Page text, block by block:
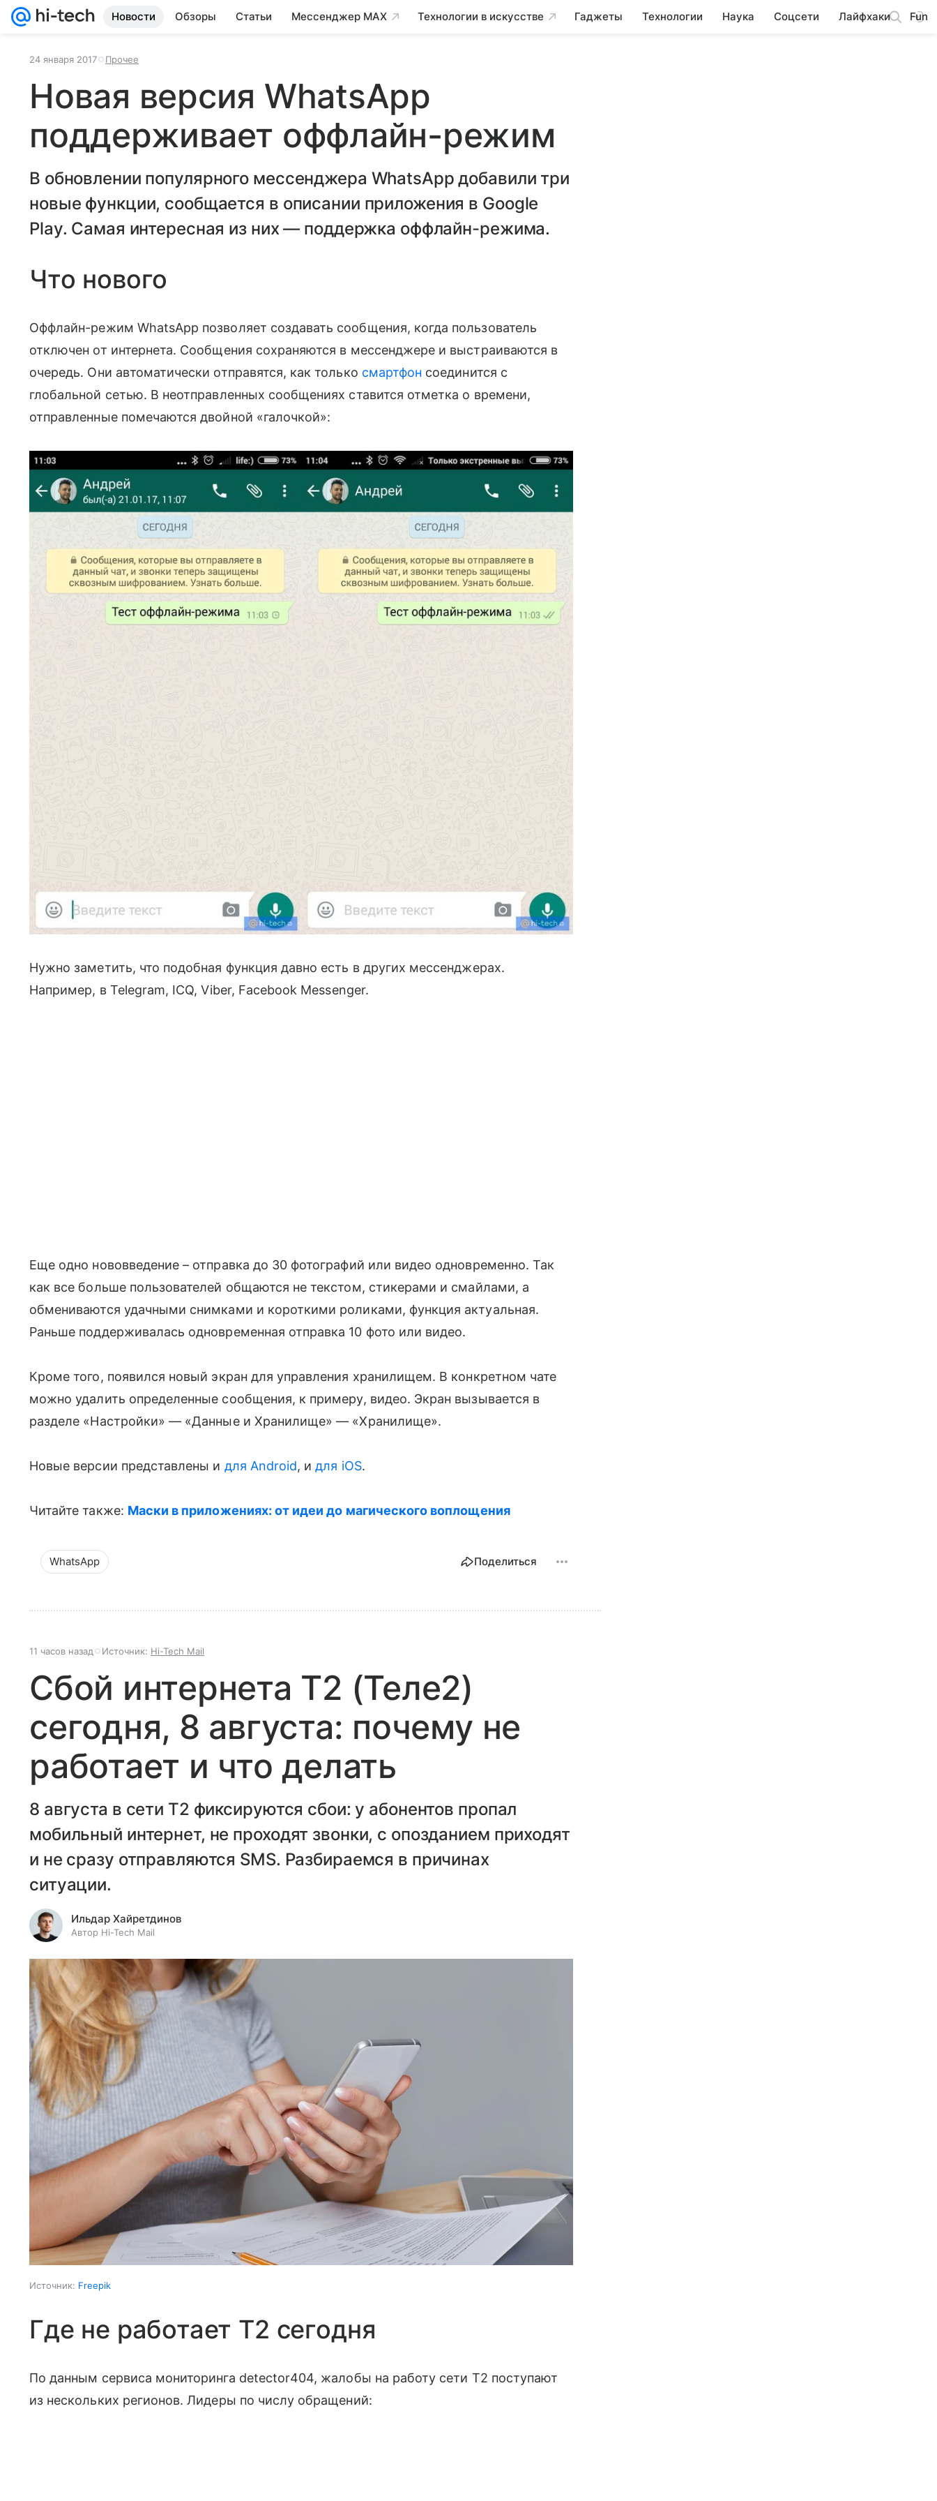
Новости Обзоры Статьи Мессенджер MAX Технологии в искусстве Гаджеты Технологии Наука Соцсети Лайфхаки Fun
24 января 2017 Прочее
Новая версия WhatsApp
поддерживает оффлайн-режим
В обновлении популярного мессенджера WhatsApp добавили три
новые функции, сообщается в описании приложения в Google
Play. Самая интересная из них — поддержка оффлайн-режима.
Что нового
Оффлайн-режим WhatsApp позволяет создавать сообщения, когда пользователь
отключен от интернета. Сообщения сохраняются в мессенджере и выстраиваются в
очередь. Они автоматически отправятся, как только смартфон соединится с
глобальной сетью. В неотправленных сообщениях ставится отметка о времени,
отправленные помечаются двойной «галочкой»:
Нужно заметить, что подобная функция давно есть в других мессенджерах.
Например, в Telegram, ICQ, Viber, Facebook Messenger.
Еще одно нововведение – отправка до 30 фотографий или видео одновременно. Так
как все больше пользователей общаются не текстом, стикерами и смайлами, а
обмениваются удачными снимками и короткими роликами, функция актуальная.
Раньше поддерживалась одновременная отправка 10 фото или видео.
Кроме того, появился новый экран для управления хранилищем. В конкретном чате
можно удалить определенные сообщения, к примеру, видео. Экран вызывается в
разделе «Настройки» — «Данные и Хранилище» — «Хранилище».
Новые версии представлены и для Android, идля iOS.
Читайте также: Маски в приложениях: от идеи до магического воплощения
WhatsApp Поделиться
11 часов назад Источник: Hi-Tech Mail
Сбой интернета T2 (Теле2)
сегодня, 8 августа: почему не
работает и что делать
8 августа в сети T2 фиксируются сбои: у абонентов пропал
мобильный интернет, не проходят звонки, с опозданием приходят
и не сразу отправляются SMS. Разбираемся в причинах
ситуации.
Ильдар Хайретдинов
Автор Hi-Tech Mail
Источник: Freepik
Где не работает T2 сегодня
По данным сервиса мониторинга detector404, жалобы на работу сети T2 поступают
из нескольких регионов. Лидеры по числу обращений: